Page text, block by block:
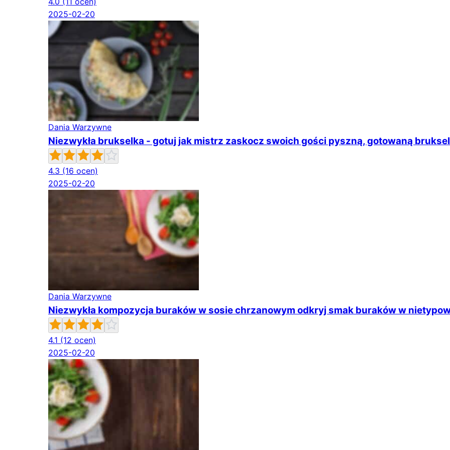
2025-02-20
Dania Warzywne
Niezwykła brukselka - gotuj jak mistrz zaskocz swoich gości pyszną, gotowaną
4.3 (16 ocen)
2025-02-20
Dania Warzywne
Niezwykła kompozycja buraków w sosie chrzanowym odkryj smak buraków w
4.1 (12 ocen)
2025-02-20